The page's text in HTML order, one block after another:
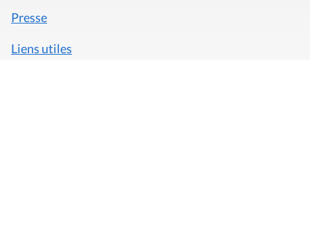
Presse
Liens utiles